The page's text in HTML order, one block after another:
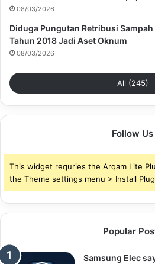
08/03/2026
Diduga Pungutan Retribusi
Tahun 2018 Jadi Aset Oknum
08/03/2026
All (245)
Follow Us
This widget requries the Arqam Lite
the Theme settings menu > Install
Popular
Samsung Elec